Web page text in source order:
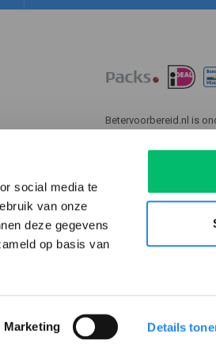
social media te
van onze
deze gegevens
op basis van
Marketing Details
Betervoorbereid.nl is